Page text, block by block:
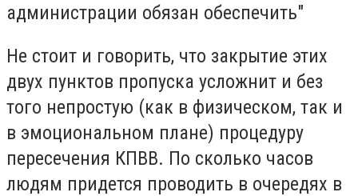
администрации обязан обеспечить"
Не стоит и говорить, что закрытие этих
двух пунктов пропуска усложнит и без
того непростую (как в физическом, так и
в эмоциональном плане) процедуру
пересечения КПВВ. По сколько часов
людям придется проводить в очередях в